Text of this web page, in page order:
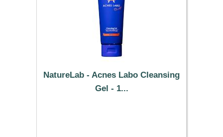
NatureLab - Acnes Labo Cleansing
Gel - 1...